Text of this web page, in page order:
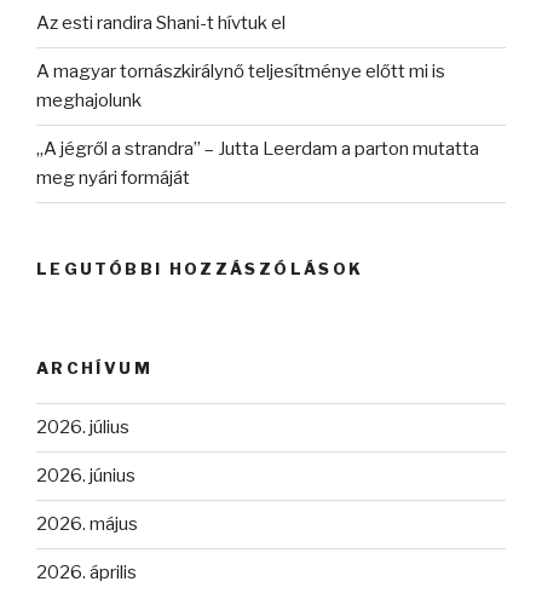
Az esti randira Shani-t hívtuk el
A magyar tornászkirálynő teljesítménye előtt mi is
meghajolunk
„A jégről a strandra” – Jutta Leerdam a parton mutatta
meg nyári formáját
LEGUTÓBBI HOZZÁSZÓLÁSOK
ARCHÍVUM
2026. július
2026. június
2026. május
2026. április